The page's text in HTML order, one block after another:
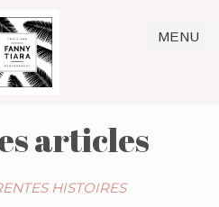
MENU
articles
HISTOIRES